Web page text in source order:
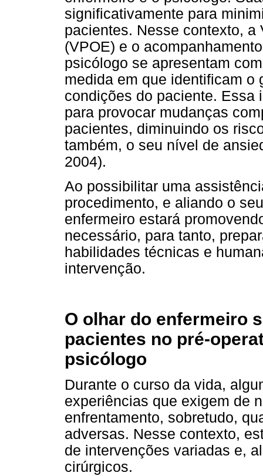
significativamente para
pacientes. Nesse contexto, a
(VPOE) e o
psicólogo se apresentam
medida em que identificam o
condições do paciente. Essa
para provocar mudanças
pacientes, diminuindo os
também, o seu nível de
2004).
Ao possibilitar uma
procedimento, e aliando o
enfermeiro estará
necessário, para tanto,
habilidades técnicas e
intervenção.
O olhar do enfermeiro
pacientes no pré-
psicólogo
Durante o curso da vida,
experiências que exigem de
enfrentamento, sobretudo,
adversas. Nesse contexto,
de intervenções variadas e,
cirúrgicos.